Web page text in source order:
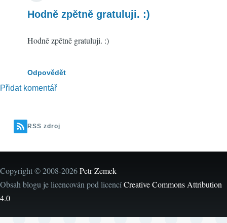
Hodně zpětně gratuluji. :)
Hodně zpětně gratuluji. :)
Odpovědět
Přidat komentář
RSS zdroj
Copyright © 2008-2026Petr Zemek
Obsah blogu je licencován pod licencíCreative Commons Attribution
4.0